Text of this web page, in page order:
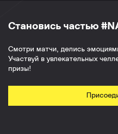
Становись частью
Смотри матчи, делись
Участвуй в увлекательных
призы!